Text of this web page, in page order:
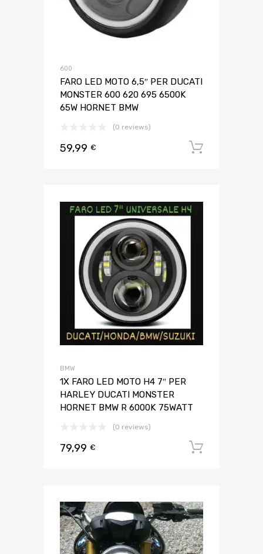
600
FARO LED MOTO 6,5″ PER DUCATI
MONSTER 600 620 695 6500K
65W HORNET BMW
(0 reviews)
59,99 €
BMW
1X FARO LED MOTO H4 7″ PER
HARLEY DUCATI MONSTER
HORNET BMW R 6000K 75WATT
(0 reviews)
79,99 €